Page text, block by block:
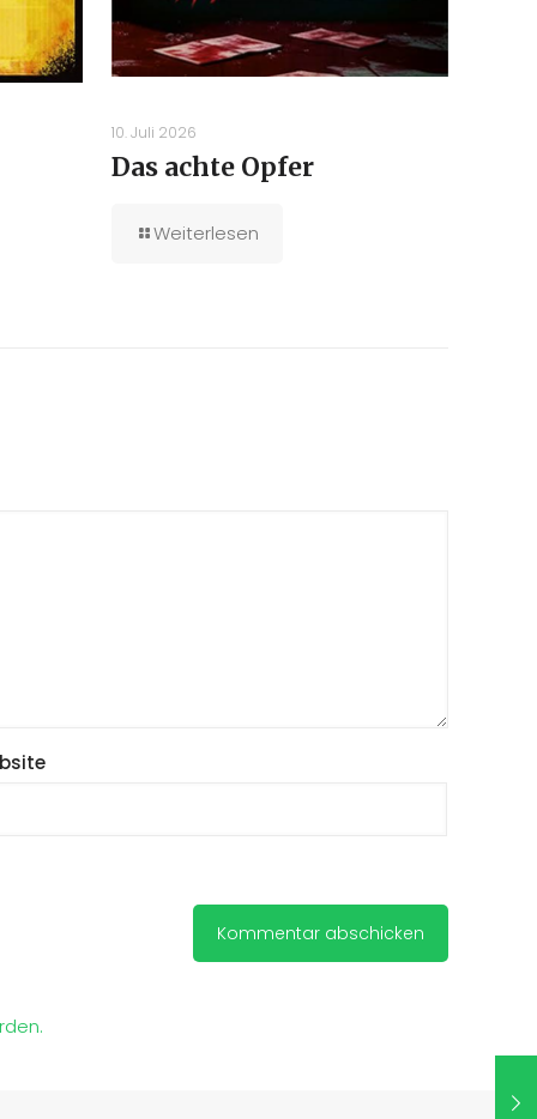
10. Juli 2026
Das achte Opfer
Weiterlesen